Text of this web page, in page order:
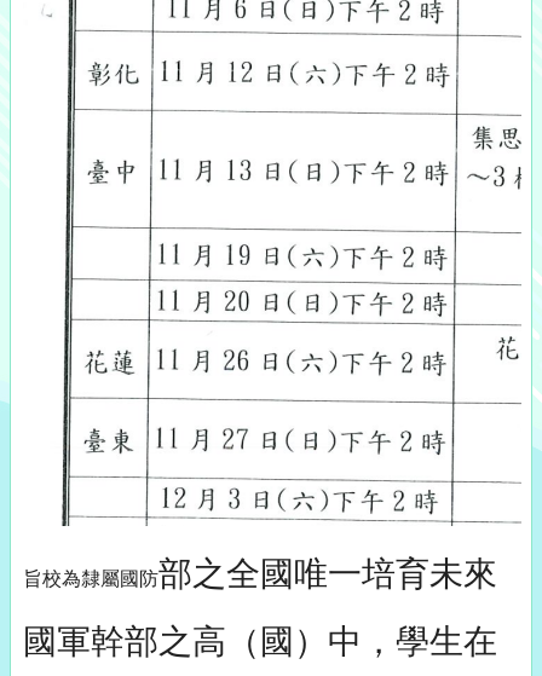
旨校為隸屬國防部之全國唯一培育未來
國軍幹部之高（國）中，學生在